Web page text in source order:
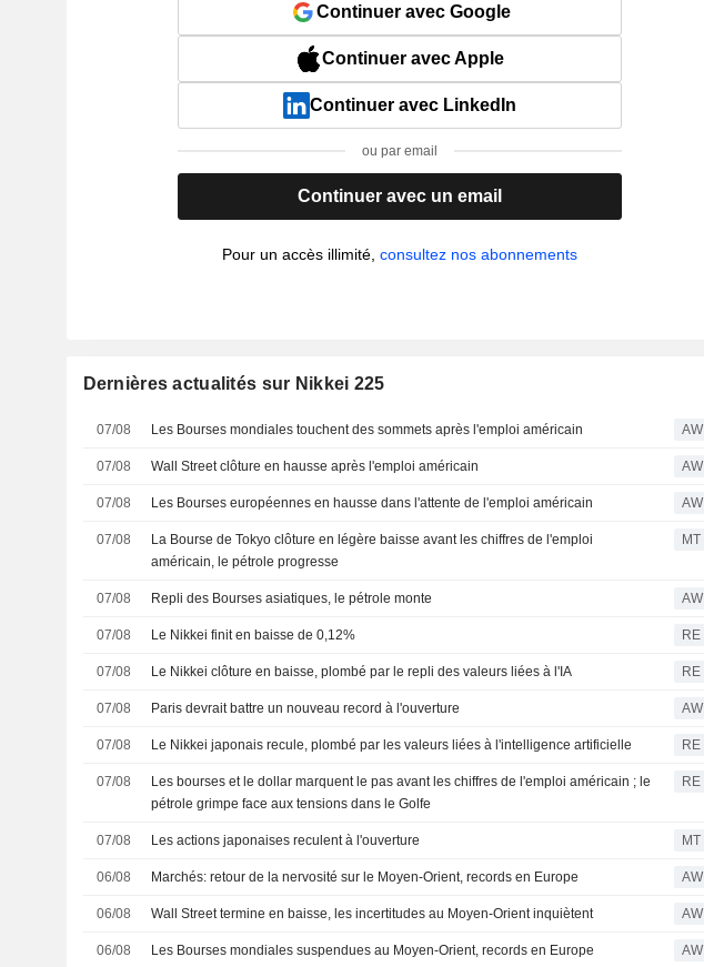
Continuer avec Google
Continuer avec Apple
Continuer avec LinkedIn
ou par email
Continuer avec un email
Pour un accès illimité,consultez nos abonnements
Dernières actualités sur Nikkei 225
07/08 Les Bourses mondiales touchent des sommets après l'emploi américain AW
07/08 Wall Street clôture en hausse après l'emploi américain AW
07/08 Les Bourses européennes en hausse dans l'attente de l'emploi américain AW
07/08
La Bourse de Tokyo clôture en légère baisse avant les chiffres de l'emploi
américain, le pétrole progresse
MT
07/08 Repli des Bourses asiatiques, le pétrole monte AW
07/08 Le Nikkei finit en baisse de 0,12% RE
07/08 Le Nikkei clôture en baisse, plombé par le repli des valeurs liées à l'IA RE
07/08 Paris devrait battre un nouveau record à l'ouverture AW
07/08 Le Nikkei japonais recule, plombé par les valeurs liées à l'intelligence artificielle RE
07/08
Les bourses et le dollar marquent le pas avant les chiffres de l'emploi américain ; le
pétrole grimpe face aux tensions dans le Golfe
RE
07/08 Les actions japonaises reculent à l'ouverture MT
06/08 Marchés: retour de la nervosité sur le Moyen-Orient, records en Europe AW
06/08 Wall Street termine en baisse, les incertitudes au Moyen-Orient inquiètent AW
06/08 Les Bourses mondiales suspendues au Moyen-Orient, records en Europe AW